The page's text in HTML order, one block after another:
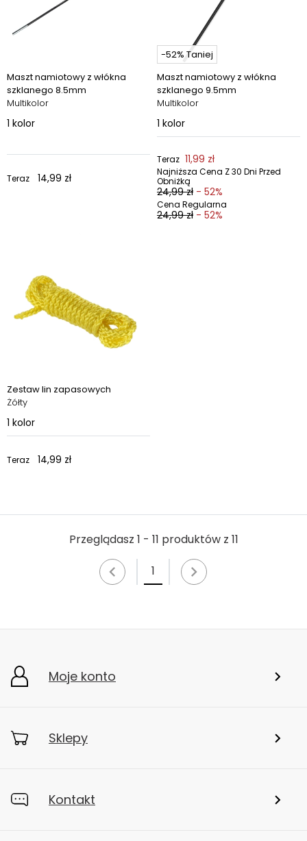
Maszt namiotowy z włókna
szklanego 8.5mm
Multikolor
1 kolor
Teraz 14,99 zł
-52% Taniej
Maszt namiotowy z włókna
szklanego 9.5mm
Multikolor
1 kolor
Teraz 11,99 zł
Najniższa Cena Z 30 Dni Przed
Obniżką
24,99 zł - 52%
Cena Regularna
24,99 zł - 52%
Zestaw lin zapasowych
Żółty
1 kolor
Teraz 14,99 zł
Przeglądasz 1 - 11 produktów z 11
1
Moje konto
Sklepy
Kontakt